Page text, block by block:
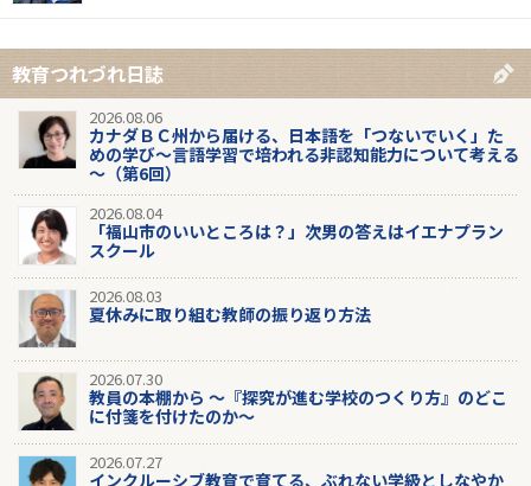
教育つれづれ日誌
2026.08.06
カナダＢＣ州から届ける、日本語を「つないでいく」た
めの学び～言語学習で培われる非認知能力について考える
～（第6回）
2026.08.04
「福山市のいいところは？」次男の答えはイエナプラン
スクール
2026.08.03
夏休みに取り組む教師の振り返り方法
2026.07.30
教員の本棚から 〜『探究が進む学校のつくり方』のどこ
に付箋を付けたのか〜
2026.07.27
インクルーシブ教育で育てる、ぶれない学級としなやか